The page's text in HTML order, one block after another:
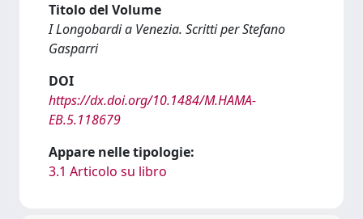
Titolo del Volume
I Longobardi a Venezia. Scritti per Stefano
Gasparri
DOI
https://dx.doi.org/10.1484/M.HAMA-
EB.5.118679
Appare nelle tipologie:
3.1 Articolo su libro